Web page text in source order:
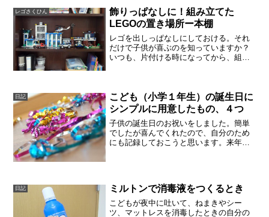
スがまだ出ていませんでしたので、しつ
こくマクドナルドにい...
レゴさくひん
飾りっぱなしに！組み立てた
LEGOの置き場所ー本棚
レゴを出しっぱなしにしておける。それ
だけで子供が喜ぶのを知っていますか？
いつも、片付ける時になってから、組み
ら、レゴを組み立て始めるこ...
日記
こども（小学１年生）の誕生日に
シンプルに用意したもの、４つ
子供の誕生日のお祝いをしました。簡単
でしたが喜んでくれたので、自分のため
にも記録しておこうと思います。来年の
日記 ミルトンで消毒液をつくるとき
こどもが夜中に吐いて、ねまきやシー
ツ、マットレスを消毒したときの自分の